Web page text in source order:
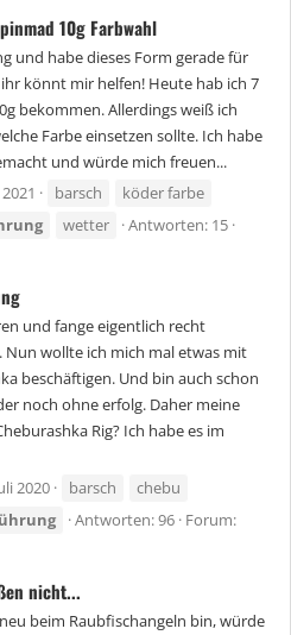
10g Farbwahl
und habe dieses Form gerade für
könnt mir helfen! Heute hab ich 7
bekommen. Allerdings weiß ich
Farbe einsetzen sollte. Ich habe
und würde mich freuen...
barsch
köder farbe
wetter
Antworten: 15
und fange eigentlich recht
Nun wollte ich mich mal etwas mit
beschäftigen. Und bin auch schon
noch ohne erfolg. Daher meine
Rig? Ich habe es im
2020 barsch
chebu
Antworten: 96 Forum:
nicht...
beim Raubfischangeln bin, würde